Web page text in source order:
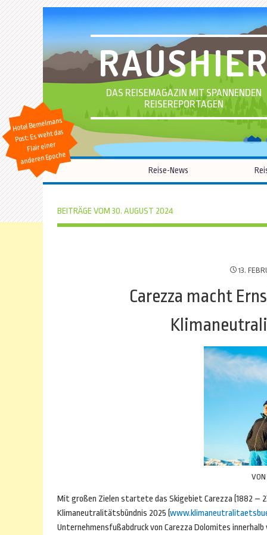
DAS REISEMAGAZIN MIT SPANNENDEN
REISEREPORTAGEN
Hotel Bemelmans
Post: Es weht das
Flair einer
anderen Epoche
Reise-News
BEITRÄGE VOM 30. AUGUST 2024
13.
Carezza macht
VON
Mit großen Zielen startete das Skigebiet Carezza (1882 –
Klimaneutralitätsbündnis 2025 (
Unternehmensfußabdruck von Carezza Dolomites